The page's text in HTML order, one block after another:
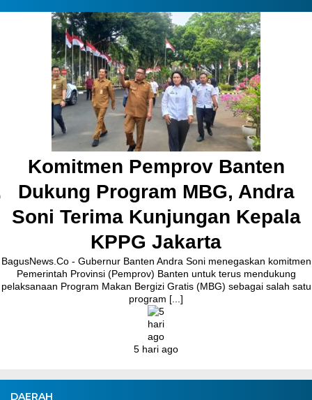
Pembangunan Jalan Ceplak–
Kronjo Sepanjang 11 Kilometer,
Bupati Tangerang: Awasi
Bersama
BagusNews.Co – Bupati Tangerang Moch. Maesyal Rasyid,
melakukan peletakan batu pertama (Groundbreaking) rekonstruksi
Agustus 2026.Pada acara tersebut, Bupati Maesyal [...]
4 hari ago
DAERAH